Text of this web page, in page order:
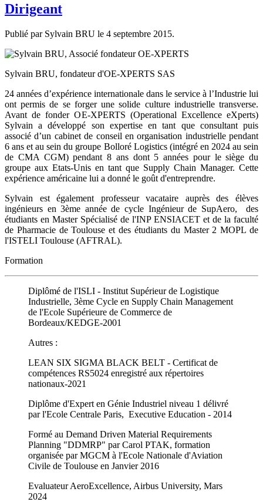
Dirigeant
Publié par Sylvain BRU le 4 septembre 2015.
Sylvain BRU, fondateur d'OE-XPERTS SAS
24 années d’expérience internationale dans le service à l’Industrie lui
ont permis de se forger une solide culture industrielle transverse.
Avant de fonder OE-XPERTS (Operational Excellence eXperts)
Sylvain a développé son expertise en tant que consultant puis
associé d’un cabinet de conseil en organisation industrielle pendant
6 ans et au sein du groupe Bolloré Logistics (intégré en 2024 au sein
de CMA CGM) pendant 8 ans dont 5 années pour le siège du
groupe aux Etats-Unis en tant que Supply Chain Manager. Cette
expérience américaine lui a donné le goût d'entreprendre.
Sylvain est également professeur vacataire auprès des élèves
ingénieurs en 3ème année de cycle Ingénieur de SupAero, des
étudiants en Master Spécialisé de l'INP ENSIACET et de la faculté
de Pharmacie de Toulouse et des étudiants du Master 2 MOPL de
l'ISTELI Toulouse (AFTRAL).
Formation
Diplômé de l'ISLI - Institut Supérieur de Logistique
Industrielle, 3ème Cycle en Supply Chain Management
de l'Ecole Supérieure de Commerce de
Bordeaux/KEDGE-2001
Autres :
LEAN SIX SIGMA BLACK BELT - Certificat de
compétences RS5024 enregistré aux répertoires
nationaux-2021
Diplôme d'Expert en Génie Industriel niveau 1 délivré
par l'Ecole Centrale Paris, Executive Education - 2014
Formé au Demand Driven Material Requirements
Planning "DDMRP" par Carol PTAK, formation
organisée par MGCM à l'Ecole Nationale d'Aviation
Civile de Toulouse en Janvier 2016
Evaluateur AeroExcellence, Airbus University, Mars
2024